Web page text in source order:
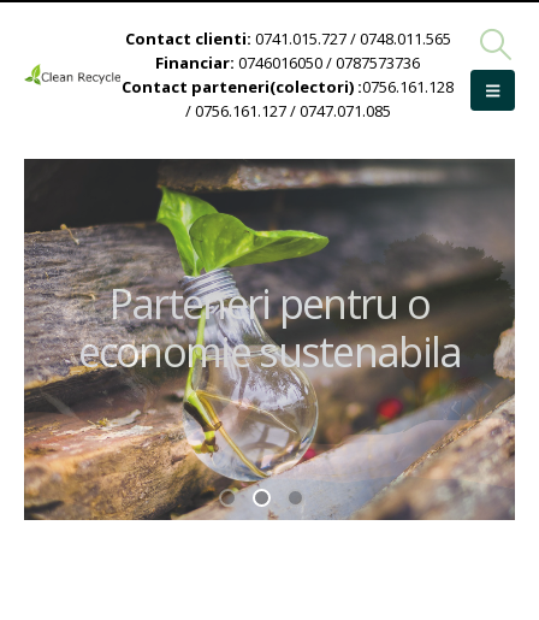
Contact clienti: 0741.015.727 / 0748.011.565
Financiar: 0746016050 / 0787573736
Contact parteneri(colectori) :0756.161.128
/ 0756.161.127 / 0747.071.085